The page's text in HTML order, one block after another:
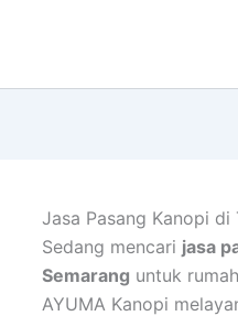
Jasa Pasang Kanopi di
Sedang mencari jasa
Semarang untuk
AYUMA Kanopi